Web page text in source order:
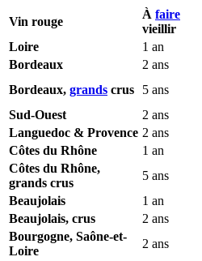
Vin rouge
À faire
vieillir
Loire
1 an
Bordeaux
2 ans
Bordeaux, grands crus 5 ans
Sud-Ouest
2 ans
Languedoc & Provence 2 ans
Côtes du Rhône
1 an
Côtes du Rhône,
grands crus
5 ans
Beaujolais
1 an
Beaujolais, crus
2 ans
Bourgogne, Saône-et-
Loire
2 ans